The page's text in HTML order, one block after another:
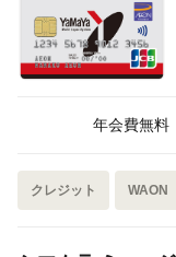
年会費無料
クレジット WAON